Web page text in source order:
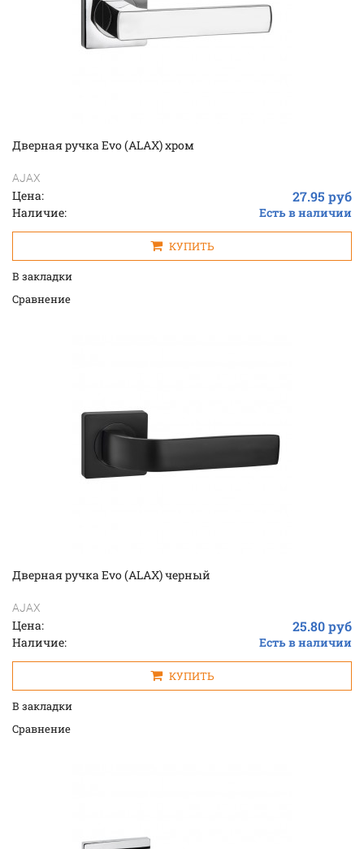
Дверная ручка Evo (ALAX) хром
AJAX
Цена: 27.95 руб
Наличие: Есть в наличии
КУПИТЬ
В закладки
Cравнение
Дверная ручка Evo (ALAX) черный
AJAX
Цена: 25.80 руб
Наличие: Есть в наличии
КУПИТЬ
В закладки
Cравнение